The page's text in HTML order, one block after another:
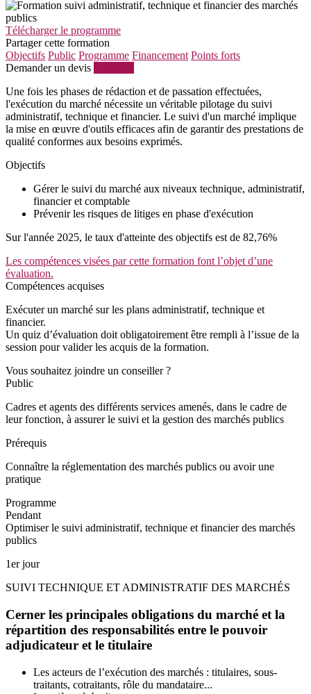
Télécharger le programme
Partager cette formation
Objectifs Public Programme Financement Points forts
Demander un devis
Une fois les phases de rédaction et de passation effectuées,
l'exécution du marché nécessite un véritable pilotage du suivi
administratif, technique et financier. Le suivi d'un marché implique
la mise en œuvre d'outils efficaces afin de garantir des prestations de
qualité conformes aux besoins exprimés.
Objectifs
Gérer le suivi du marché aux niveaux technique, administratif,
financier et comptable
Prévenir les risques de litiges en phase d'exécution
Sur l'année 2025, le taux d'atteinte des objectifs est de 82,76%
Les compétences visées par cette formation font l’objet d’une
évaluation.
Compétences acquises
Exécuter un marché sur les plans administratif, technique et
financier.
Un quiz d’évaluation doit obligatoirement être rempli à l’issue de la
session pour valider les acquis de la formation.
Vous souhaitez joindre un conseiller ?
Public
Cadres et agents des différents services amenés, dans le cadre de
leur fonction, à assurer le suivi et la gestion des marchés publics
Prérequis
Connaître la réglementation des marchés publics ou avoir une
pratique
Programme
Pendant
Optimiser le suivi administratif, technique et financier des marchés
publics
1er jour
SUIVI TECHNIQUE ET ADMINISTRATIF DES MARCHÉS
Cerner les principales obligations du marché et la
répartition des responsabilités entre le pouvoir
adjudicateur et le titulaire
Les acteurs de l’exécution des marchés : titulaires, sous-
traitants, cotraitants, rôle du mandataire...